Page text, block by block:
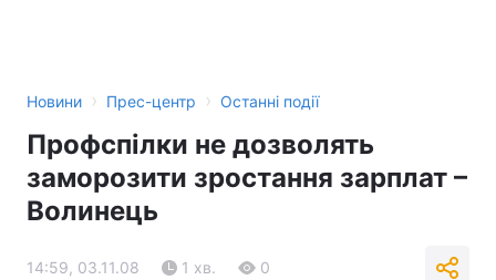
Новини › Прес-центр › Останні події
Профспілки не дозволять
заморозити зростання зарплат –
Волинець
14:59, 03.11.08 1 хв. 0